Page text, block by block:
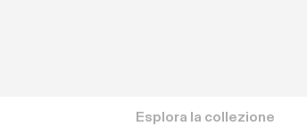
Esplora la collezione